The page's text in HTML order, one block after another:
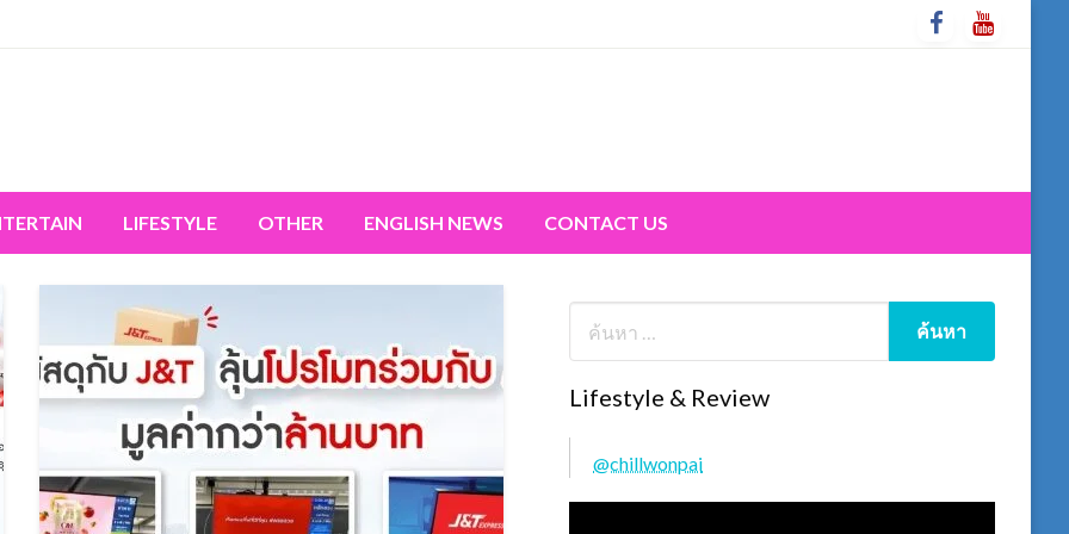
LIFESTYLE OTHER ENGLISH NEWS CONTACT US
Lifestyle & Review
@chillwonpai